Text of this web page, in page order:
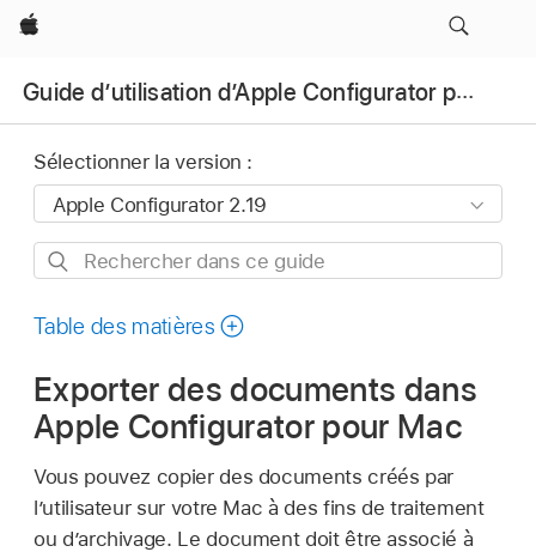
Apple
Guide d’utilisation d’Apple Configurator pour Mac
Sélectionner la version :
Rechercher
ce
Table des matières
Exporter des documents dans
Apple Configurator pour Mac
Vous pouvez copier des documents créés par
l’utilisateur sur votre Mac à des fins de traitement
ou d’archivage. Le document doit être associé à